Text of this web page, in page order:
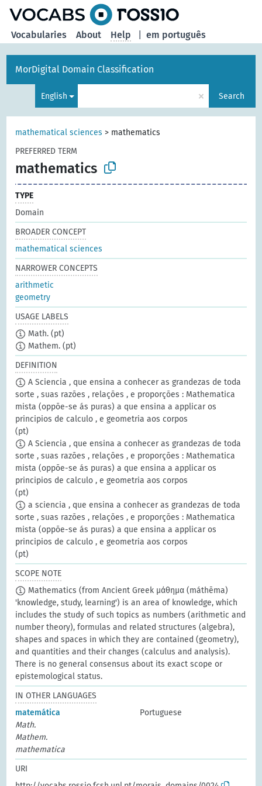
em português
Vocabularies About Help
MorDigital Domain Classification
English × Search
mathematical sciences > mathematics
PREFERRED TERM
mathematics
TYPE
Domain
BROADER CONCEPT
mathematical sciences
NARROWER CONCEPTS
arithmetic
geometry
USAGE LABELS
Math. (pt)
Mathem. (pt)
DEFINITION
A Sciencia , que ensina a conhecer as grandezas de toda
sorte , suas razões , relações , e proporções : Mathematica
mista (oppõe-se ás puras) a que ensina a applicar os
principios de calculo , e geometria aos corpos
(pt)
A Sciencia , que ensina a conhecer as grandezas de toda
sorte , suas razões , relações , e proporções : Mathematica
mista (oppõe-se ás puras) a que ensina a applicar os
principios de calculo , e geometria aos corpos
(pt)
a sciencia , que ensina a conhecer as grandezas de toda
sorte , suas razões , relações , e proporções : Mathematica
mista (oppõe-se ás puras) a que ensina a applicar os
principios de calculo , e geometria aos corpos
(pt)
SCOPE NOTE
Mathematics (from Ancient Greek μάθημα (máthēma)
'knowledge, study, learning') is an area of knowledge, which
includes the study of such topics as numbers (arithmetic and
number theory), formulas and related structures (algebra),
shapes and spaces in which they are contained (geometry),
and quantities and their changes (calculus and analysis).
There is no general consensus about its exact scope or
epistemological status.
IN OTHER LANGUAGES
matemática
Portuguese
Math.
Mathem.
mathematica
URI